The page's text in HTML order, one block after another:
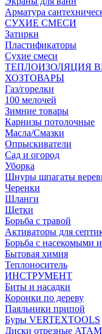
Арматура
СУХИЕ СМЕСИ
Затирки
Пластификаторы
Сухие смеси
ТЕПЛОИЗОЛЯЦИЯ
ХОЗТОВАРЫ
Газ/горелки
100 мелочей
Зимние товары
Карнизы потолочные
Масла/Смазки
Опрыскиватели
Сад и огород
Уборка
Шнуры шпагаты
Черенки
Шланги
Щетки
Борьба с травой
Активаторы для
Борьба с насекомыми
Бытовая химия
Теплоноситель
ИНСТРУМЕНТ
Биты и насадки
Коронки по дереву
Паяльники припой
Буры VERTEXTOOLS
Диски отрезные